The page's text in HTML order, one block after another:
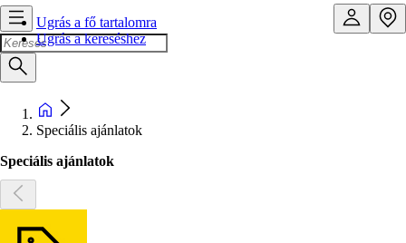
Ugrás a fő tartalomra
Ugrás a kereséshez
Speciális ajánlatok
Speciális ajánlatok